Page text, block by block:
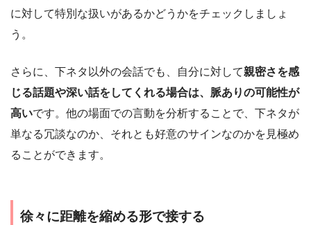
に対して特別な扱いがあるかどうかをチェックしましょ
う。
さらに、下ネタ以外の会話でも、自分に対して親密さを感
じる話題や深い話をしてくれる場合は、脈ありの可能性が
高いです。他の場面での言動を分析することで、下ネタが
単なる冗談なのか、それとも好意のサインなのかを見極め
ることができます。
徐々に距離を縮める形で接する